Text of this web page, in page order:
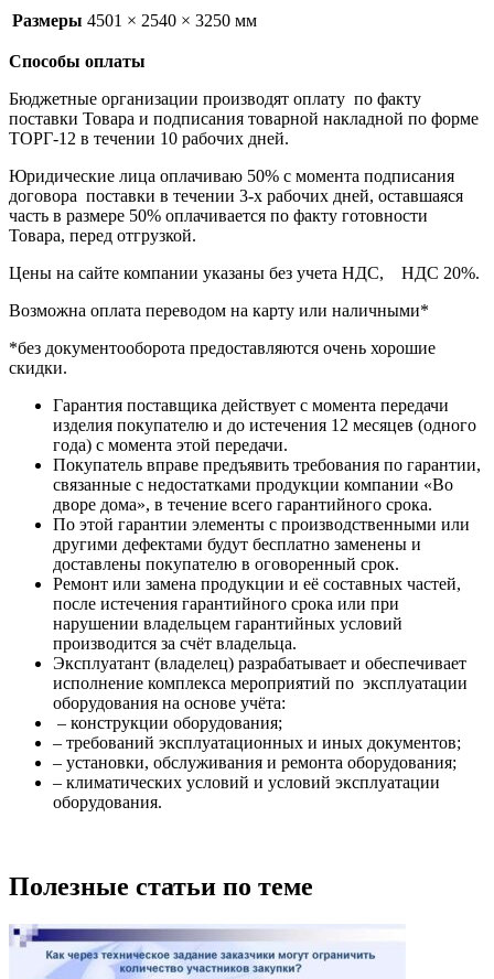
Размеры 4501 × 2540 × 3250 мм
Способы оплаты
Бюджетные организации производят оплату по факту
поставки Товара и подписания товарной накладной по форме
ТОРГ-12 в течении 10 рабочих дней.
Юридические лица оплачиваю 50% с момента подписания
договора поставки в течении 3-х рабочих дней, оставшаяся
часть в размере 50% оплачивается по факту готовности
Товара, перед отгрузкой.
Цены на сайте компании указаны без учета НДС, НДС 20%.
Возможна оплата переводом на карту или наличными*
*без документооборота предоставляются очень хорошие
скидки.
Гарантия поставщика действует с момента передачи
изделия покупателю и до истечения 12 месяцев (одного
года) с момента этой передачи.
Покупатель вправе предъявить требования по гарантии,
связанные с недостатками продукции компании «Во
дворе дома», в течение всего гарантийного срока.
По этой гарантии элементы с производственными или
другими дефектами будут бесплатно заменены и
доставлены покупателю в оговоренный срок.
Ремонт или замена продукции и её составных частей,
после истечения гарантийного срока или при
нарушении владельцем гарантийных условий
производится за счёт владельца.
Эксплуатант (владелец) разрабатывает и обеспечивает
исполнение комплекса мероприятий по эксплуатации
оборудования на основе учёта:
– конструкции оборудования;
– требований эксплуатационных и иных документов;
– установки, обслуживания и ремонта оборудования;
– климатических условий и условий эксплуатации
оборудования.
Полезные статьи по теме